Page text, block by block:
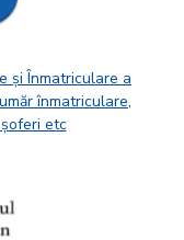
și Înmatriculare a
înmatriculare,
etc